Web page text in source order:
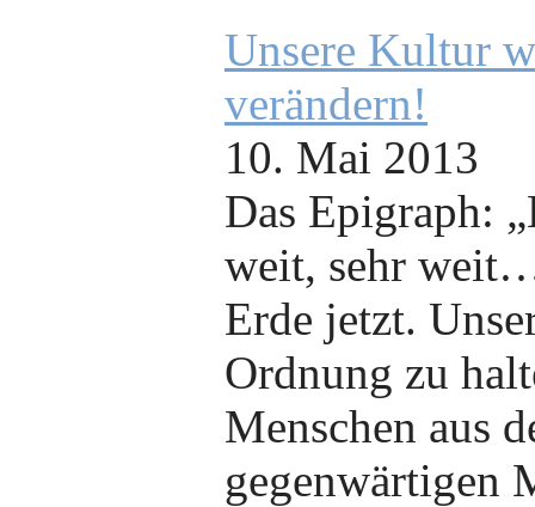
Unsere Kultur
verändern!
10. Mai 2013
Das Epigraph:
weit, sehr
Erde jetzt.
Ordnung zu
Menschen aus
gegenwärtigen